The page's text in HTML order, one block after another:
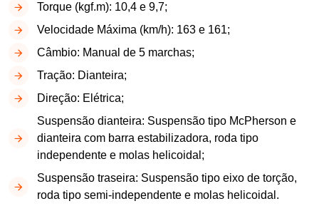
Torque (kgf.m): 10,4 e 9,7;
Velocidade Máxima (km/h): 163 e 161;
Câmbio: Manual de 5 marchas;
Tração: Dianteira;
Direção: Elétrica;
Suspensão dianteira: Suspensão tipo McPherson e
dianteira com barra estabilizadora, roda tipo
independente e molas helicoidal;
Suspensão traseira: Suspensão tipo eixo de torção,
roda tipo semi-independente e molas helicoidal.